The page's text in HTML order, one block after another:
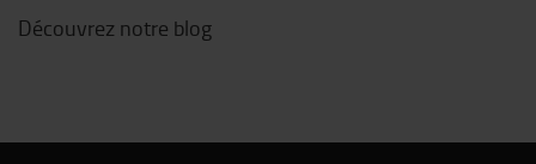
Découvrez notre blog